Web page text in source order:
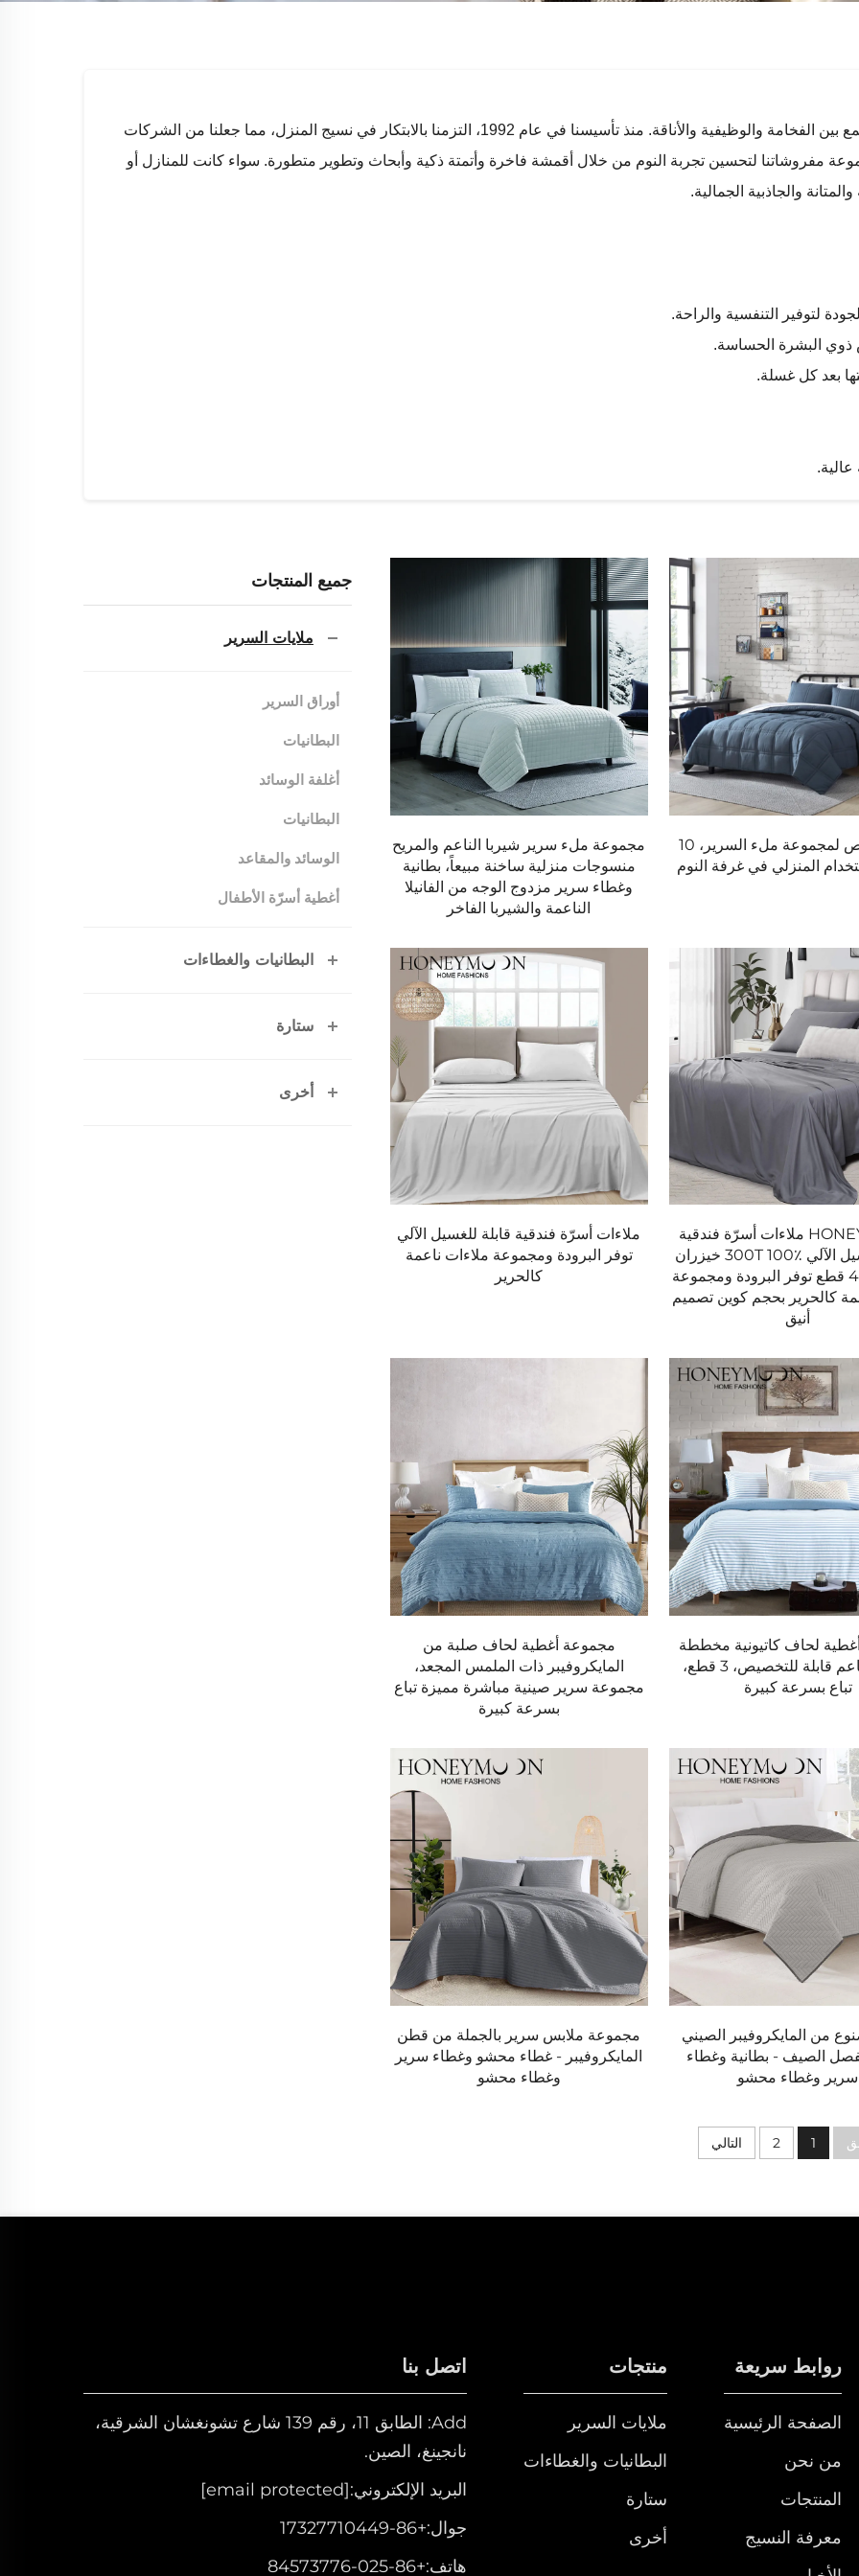
في هنئيمو، نحن نفخر بصنع مفروشات عالية الجودة تجمع بين الفخامة والوظيفية والأناقة. منذ تأسيسنا في عام 1992، التزمنا بالابتكار في نسيج المنزل، مما جعلنا من الشركات
مفروشاتنا لتحسين تجربة النوم من خلال أقمشة فاخرة وأتمتة ذكية وأبحاث وتطوير متطورة. سواء كانت للمنازل أو
والجاذبية الجمالية.
لتوفير التنفسية والراحة.
ذوي البشرة الحساسة.
بعد كل غسلة.
إلى 1000.
تفضيلات النوم.
أو المايكروفيبر.
متساوٍ.
للرقبة.
بسخونة.
جميع المنتجات
ملايات السرير
أوراق السرير
البطانيات
أغلفة الوسائد
البطانيات
الوسائد والمقاعد
أغطية أسرّة الأطفال
البطانيات والغطاءات
ستارة
أخرى
سعر رخيص لمجموعة ملء السرير، 10
المنزلي في غرفة النوم
مجموعة ملء سرير شيربا الناعم والمريح
منسوجات منزلية ساخنة مبيعاً، بطانية
وغطاء سرير مزدوج الوجه من الفانيلا
الناعمة والشيربا الفاخر
HONEYMOON ملاءات أسرّة فندقية
قابلة للغسيل الآلي 300T 100٪ خيزران
من ساتان 4 قطع توفر البرودة ومجموعة
كالحرير بحجم كوين تصميم
أنيق
ملاءات أسرّة فندقية قابلة للغسيل الآلي
توفر البرودة ومجموعة ملاءات ناعمة
كالحرير
لحاف كاتيونية مخططة
بملمس ناعم قابلة للتخصيص، 3 قطع،
تباع بسرعة كبيرة
مجموعة أغطية لحاف صلبة من
المايكروفيبر ذات الملمس المجعد،
مجموعة سرير صينية مباشرة مميزة تباع
بسرعة كبيرة
من المايكروفيبر الصيني
الصيف - بطانية وغطاء
سرير وغطاء محشو
مجموعة ملابس سرير بالجملة من قطن
المايكروفيبر - غطاء محشو وغطاء سرير
وغطاء محشو
1
2 التالي
روابط سريعة
الصفحة الرئيسية
من نحن
المنتجات
معرفة النسيج
منتجات
ملايات السرير
البطانيات والغطاءات
ستارة
أخرى
اتصل بنا
Add: الطابق 11، رقم 139 شارع تشونغشان الشرقية،
نانجينغ، الصين.
البريد الإلكتروني:[email protected]
جوال:+86-17327710449
هاتف:+86-025-84573776